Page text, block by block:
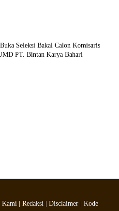
Seleksi Bakal Calon Komisaris
PT. Bintan Karya Bahari
Kami Redaksi Disclaimer
Kode